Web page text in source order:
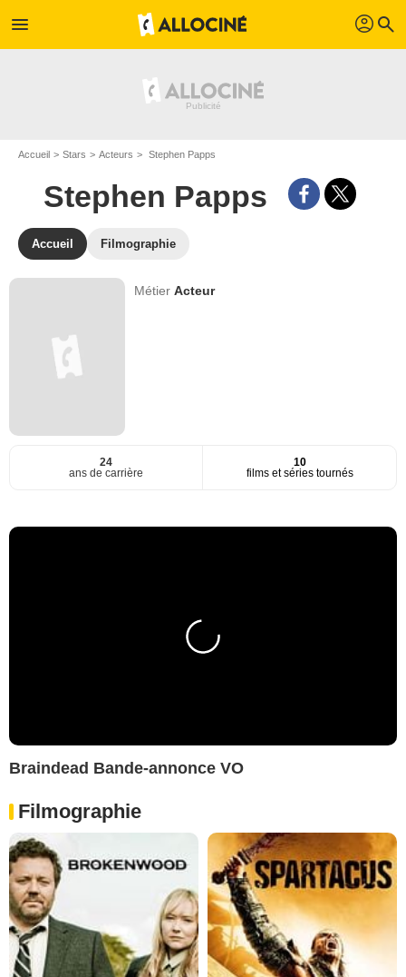
menu profil search
Accueil Stars Acteurs Stephen Papps
Stephen Papps
Accueil Filmographie
MétierActeur
24
ans de carrière
10
films et séries tournés
Braindead Bande-annonce VO
Filmographie